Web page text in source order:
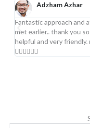
Adzham Azhar
Fantastic approach and
met earlier.. thank you
helpful and very
👍🏻👍🏻👍🏻